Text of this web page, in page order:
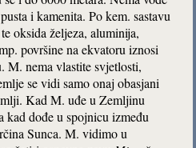
i kamenita. Po kem. sastavu
oksida željeza, aluminija,
površine na ekvatoru iznosi
M. nema vlastite svjetlosti,
se vidi samo onaj obasjani
Kad M. uđe u Zemljinu
kad dođe u spojnicu između
Sunca. M. vidimo u